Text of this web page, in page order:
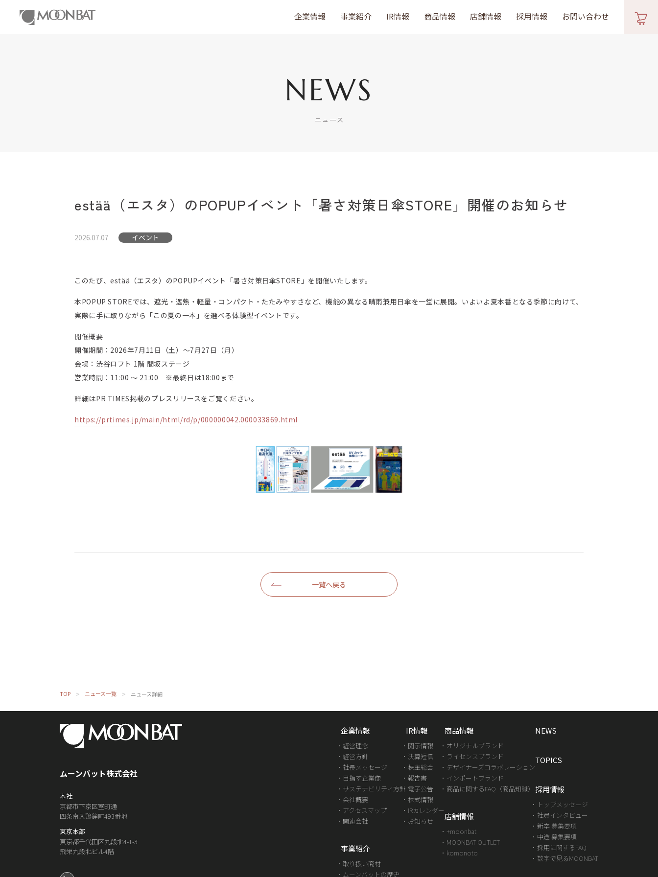
企業情報 事業紹介 IR情報 商品情報 店舗情報 採用情報 お問い合わせ
NEWS
ニュース
estää（エスタ）のPOPUPイベント「暑さ対策日傘STORE」開催のお知らせ
2026.07.07 イベント
このたび、estää（エスタ）のPOPUPイベント「暑さ対策日傘STORE」を開催いたします。
本POPUP STOREでは、遮光・遮熱・軽量・コンパクト・たたみやすさなど、機能の異なる晴雨兼用日傘を一堂に展開。いよいよ夏本番となる季節に向けて、
実際に手に取りながら「この夏の一本」を選べる体験型イベントです。
開催概要
開催期間：2026年7月11日（土）～7月27日（月）
会場：渋谷ロフト 1階 間坂ステージ
営業時間：11:00 ～ 21:00 ※最終日は18:00まで
詳細はPR TIMES掲載のプレスリリースをご覧ください。
https://prtimes.jp/main/html/rd/p/000000042.000033869.html
一覧へ戻る
TOP ニュース一覧 ニュース詳細
ムーンバット株式会社
本社
京都市下京区室町通
四条南入鶏鉾町493番地
東京本部
東京都千代田区九段北4-1-3
飛栄九段北ビル4階
企業情報
経営理念
経営方針
社長メッセージ
目指す企業像
サステナビリティ方針
会社概要
アクセスマップ
関連会社
事業紹介
取り扱い商材
ムーンバットの歴史
IR情報
開示情報
決算短信
株主総会
報告書
電子公告
株式情報
IRカレンダー
お知らせ
商品情報
オリジナルブランド
ライセンスブランド
デザイナーズコラボレーション
インポートブランド
商品に関するFAQ（商品知識）
店舗情報
+moonbat
MOONBAT OUTLET
komonoto
NEWS
TOPICS
採用情報
トップメッセージ
社員インタビュー
新卒 募集要項
中途 募集要項
採用に関するFAQ
数字で見るMOONBAT